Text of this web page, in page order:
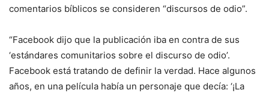
comentarios bíblicos se consideren “discursos de odio”.
“Facebook dijo que la publicación iba en contra de sus
‘estándares comunitarios sobre el discurso de odio’.
Facebook está tratando de definir la verdad. Hace algunos
años, en una película había un personaje que decía: ‘¡La